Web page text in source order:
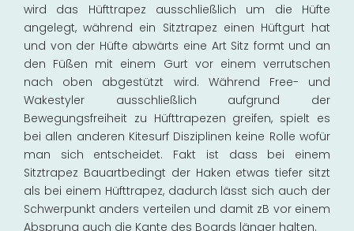
wird das Hüfttrapez ausschließlich um die Hüfte
angelegt, während ein Sitztrapez einen Hüftgurt hat
und von der Hüfte abwärts eine Art Sitz formt und an
den Füßen mit einem Gurt vor einem verrutschen
nach oben abgestützt wird. Während Free- und
Wakestyler ausschließlich aufgrund der
Bewegungsfreiheit zu Hüfttrapezen greifen, spielt es
bei allen anderen Kitesurf Disziplinen keine Rolle wofür
man sich entscheidet. Fakt ist dass bei einem
Sitztrapez Bauartbedingt der Haken etwas tiefer sitzt
als bei einem Hüfttrapez, dadurch lässt sich auch der
Schwerpunkt anders verteilen und damit zB vor einem
Absprung auch die Kante des Boards länger halten.